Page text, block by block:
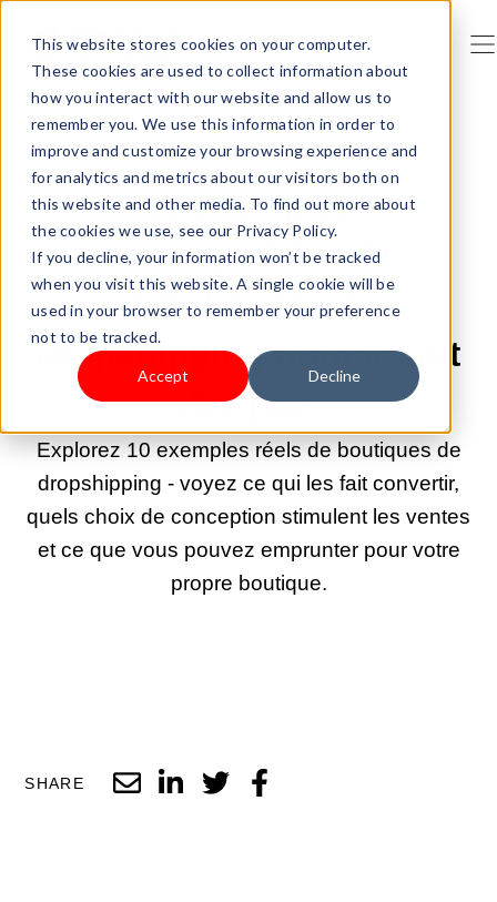
This website stores cookies on your computer.
These cookies are used to collect information about
how you interact with our website and allow us to
remember you. We use this information in order to
improve and customize your browsing experience and
for analytics and metrics about our visitors both on
this website and other media. To find out more about
the cookies we use, see our Privacy Policy.
If you decline, your information won’t be tracked
when you visit this website. A single cookie will be
used in your browser to remember your preference
not to be tracked.
Accept Decline
21 MAI 2026 09:00:02 |DROPSHIPPING
10 exemples
remarquables de
boutiques en
dropshipping dont il faut
s'inspirer
Explorez 10 exemples réels de boutiques de
dropshipping - voyez ce qui les fait convertir,
quels choix de conception stimulent les ventes
et ce que vous pouvez emprunter pour votre
propre boutique.
SHARE